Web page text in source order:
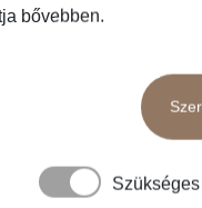
Fly &
Hajó
Repülővel
bővebben.
Szükséges